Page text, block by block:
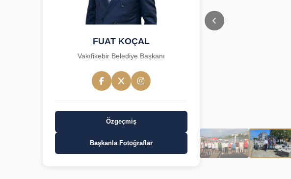
FUAT KOÇAL
Vakıfikebir Belediye Başkanı
Özgeçmiş
Başkanla Fotoğraflar